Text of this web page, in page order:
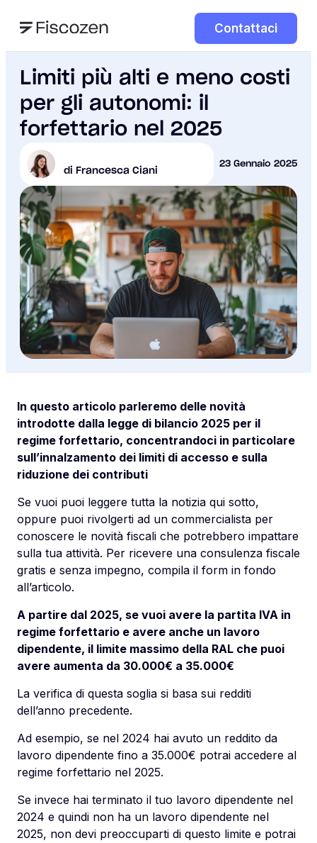
Contattaci
Limiti più alti e meno costi
per gli autonomi: il
forfettario nel 2025
di Francesca Ciani
23 Gennaio 2025
In questo articolo parleremo delle novità
introdotte dalla legge di bilancio 2025 per il
regime forfettario, concentrandoci in particolare
sull’innalzamento dei limiti di accesso e sulla
riduzione dei contributi
Se vuoi puoi leggere tutta la notizia qui sotto,
oppure puoi rivolgerti ad un commercialista per
conoscere le novità fiscali che potrebbero impattare
sulla tua attività. Per ricevere una consulenza fiscale
gratis e senza impegno, compila il form in fondo
all’articolo.
A partire dal 2025, se vuoi avere la partita IVA in
regime forfettario e avere anche un lavoro
dipendente, il limite massimo della RAL che puoi
avere aumenta da 30.000€ a 35.000€
La verifica di questa soglia si basa sui redditi
dell’anno precedente.
Ad esempio, se nel 2024 hai avuto un reddito da
lavoro dipendente fino a 35.000€ potrai accedere al
regime forfettario nel 2025.
Se invece hai terminato il tuo lavoro dipendente nel
2024 e quindi non ha un lavoro dipendente nel
2025, non devi preoccuparti di questo limite e potrai